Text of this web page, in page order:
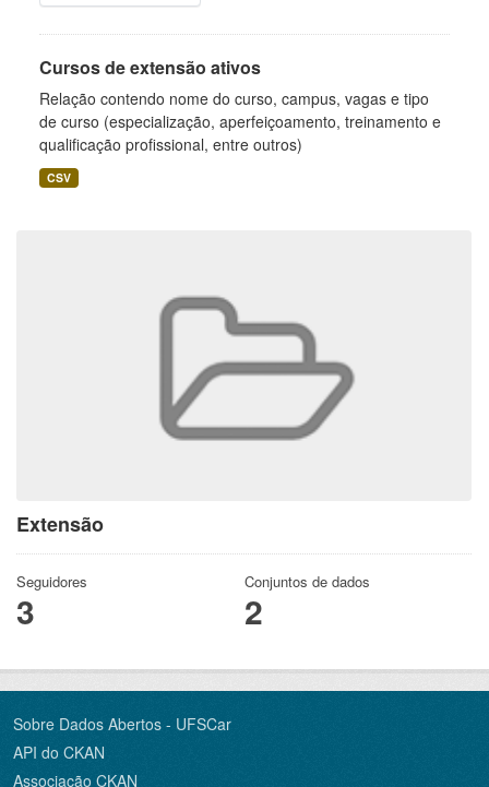
Extensão
Seguidores
3
Conjuntos de dados
2
Cursos de extensão ativos
Relação contendo nome do curso, campus, vagas e tipo
de curso (especialização, aperfeiçoamento, treinamento e
qualificação profissional, entre outros)
CSV
Sobre Dados Abertos - UFSCar
API do CKAN
Associação CKAN